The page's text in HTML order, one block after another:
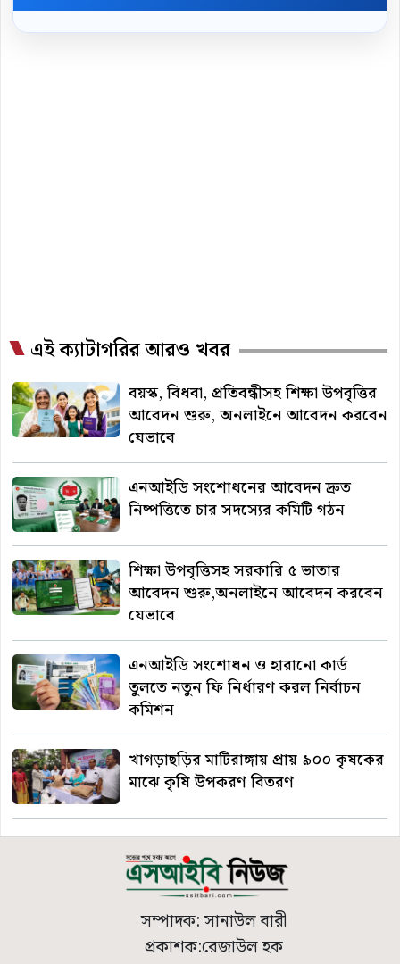
এই ক্যাটাগরির আরও খবর
বয়স্ক, বিধবা, প্রতিবন্ধীসহ শিক্ষা উপবৃত্তির
আবেদন শুরু, অনলাইনে আবেদন করবেন
যেভাবে
এনআইডি সংশোধনের আবেদন দ্রুত
নিষ্পত্তিতে চার সদস্যের কমিটি গঠন
শিক্ষা উপবৃত্তিসহ সরকারি ৫ ভাতার
আবেদন শুরু,অনলাইনে আবেদন করবেন
যেভাবে
এনআইডি সংশোধন ও হারানো কার্ড
তুলতে নতুন ফি নির্ধারণ করল নির্বাচন
কমিশন
খাগড়াছড়ির মাটিরাঙ্গায় প্রায় ৯০০ কৃষকের
মাঝে কৃষি উপকরণ বিতরণ
সম্পাদক: সানাউল বারী
প্রকাশক:রেজাউল হক